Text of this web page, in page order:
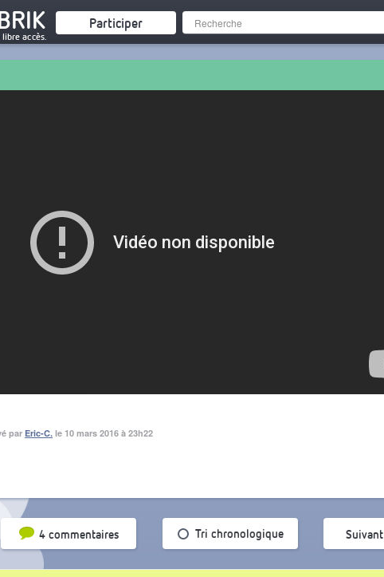
accès.
Participer
par Eric-C. le 10 mars 2016 à 23h22
4 commentaires
Tri par popularité Tri chronologique Suivant